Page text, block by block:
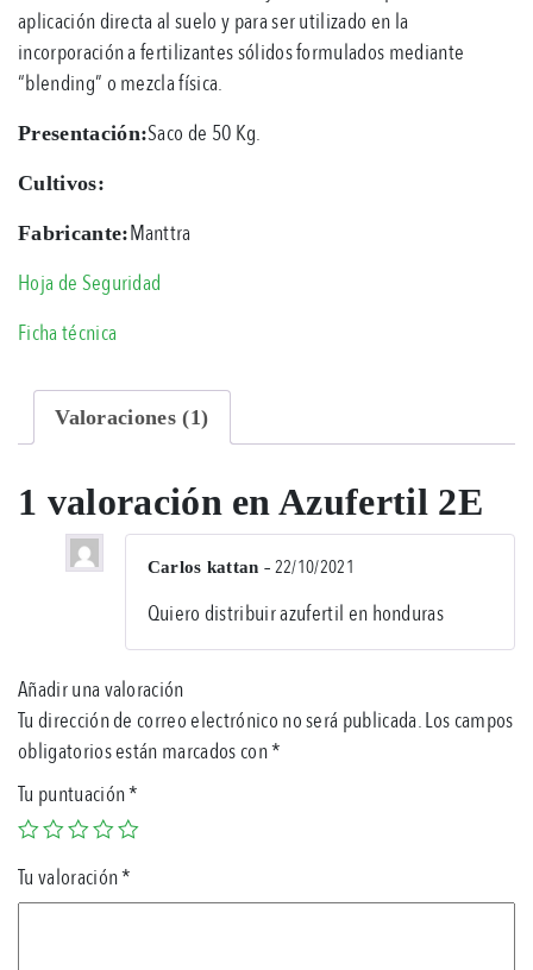
puntuación
de
cliente
aplicación directa al suelo y para ser utilizado en la
incorporación a fertilizantes sólidos formulados mediante
“blending” o mezcla física.
Presentación:Saco de 50 Kg.
Cultivos:
Fabricante:Manttra
Hoja de Seguridad
Ficha técnica
Valoraciones (1)
1 valoración enAzufertil 2E
de
Carlos kattan– 22/10/2021
Quiero distribuir azufertil en honduras
Añadir una valoración
Tu dirección de correo electrónico no será publicada.Los campos
obligatorios están marcados con*
Tu puntuación*
Tu valoración*